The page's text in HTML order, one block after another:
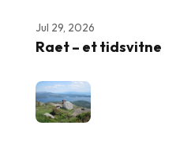
Jul 29, 2026
Raet – et tidsvitne